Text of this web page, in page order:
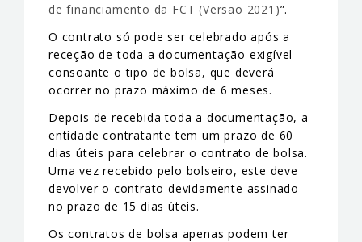
de financiamento da FCT (Versão 2021)”.
O contrato só pode ser celebrado após a
receção de toda a documentação exigível
consoante o tipo de bolsa, que deverá
ocorrer no prazo máximo de 6 meses.
Depois de recebida toda a documentação, a
entidade contratante tem um prazo de 60
dias úteis para celebrar o contrato de bolsa.
Uma vez recebido pelo bolseiro, este deve
devolver o contrato devidamente assinado
no prazo de 15 dias úteis.
Os contratos de bolsa apenas podem ter